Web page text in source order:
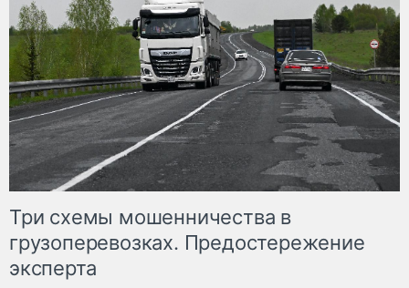
Три схемы мошенничества в
грузоперевозках. Предостережение
эксперта